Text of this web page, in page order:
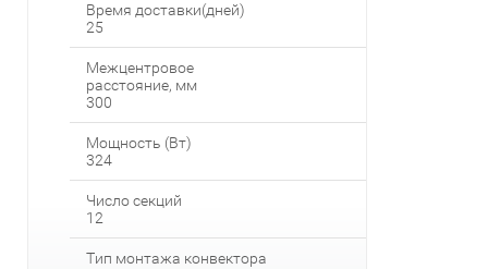
Время доставки(дней)
25
Межцентровое
расстояние, мм
300
Мощность (Вт)
324
Число секций
12
Тип монтажа конвектора